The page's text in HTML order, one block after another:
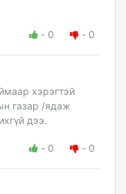
- 0 - 0
хэрэгтэй
газар /ядаж
дээ.
- 0 - 0